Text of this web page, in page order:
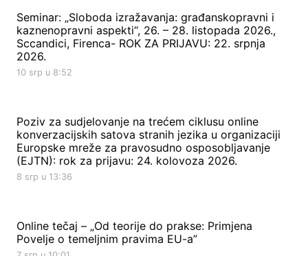
Seminar: „Sloboda izražavanja: građanskopravni i
kaznenopravni aspekti“, 26. – 28. listopada 2026.,
Sccandici, Firenca- ROK ZA PRIJAVU: 22. srpnja
2026.
10 srp u 8:52
Poziv za sudjelovanje na trećem ciklusu online
konverzacijskih satova stranih jezika u organizaciji
Europske mreže za pravosudno osposobljavanje
(EJTN): rok za prijavu: 24. kolovoza 2026.
8 srp u 13:36
Online tečaj – „Od teorije do prakse: Primjena
Povelje o temeljnim pravima EU-a”